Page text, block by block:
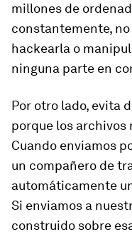
millones de
constantemente,
hackearla o
ninguna parte en
Por otro lado, evita
porque los archivos
Cuando enviamos
un compañero de
automáticamente
Si enviamos a
construido sobre